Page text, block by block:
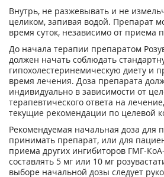
Внутрь, не разжевывать и не
целиком, запивая водой. Препарат
время суток, независимо от приема
До начала терапии препаратом
должен начать соблюдать
гипохолестеринемическую диету и
время лечения. Доза препарата
индивидуально в зависимости от
терапевтического ответа на
текущие рекомендации по целевой
Рекомендуемая начальная доза
принимать препарат, или для
приема других ингибиторов ГМГ-
составлять 5 мг или 10 мг
выборе начальной дозы следует